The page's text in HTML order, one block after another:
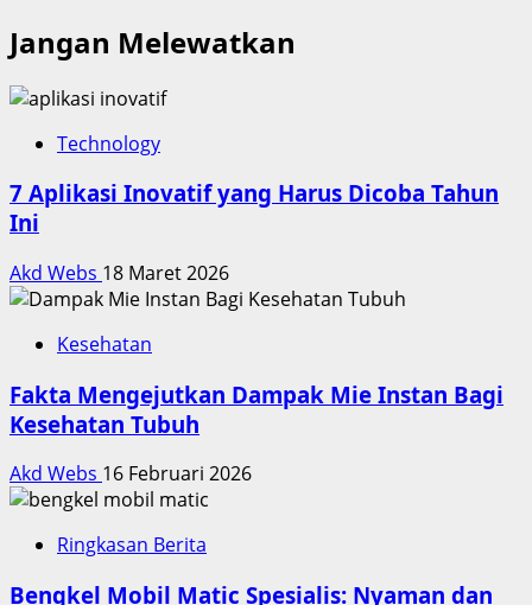
Jangan Melewatkan
Technology
7 Aplikasi Inovatif yang Harus Dicoba Tahun
Ini
Akd Webs 18 Maret 2026
Kesehatan
Fakta Mengejutkan Dampak Mie Instan Bagi
Kesehatan Tubuh
Akd Webs 16 Februari 2026
Ringkasan Berita
Bengkel Mobil Matic Spesialis: Nyaman dan